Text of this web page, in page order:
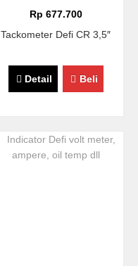
Rp 677.700
Tackometer Defi CR 3,5″
Detail Beli